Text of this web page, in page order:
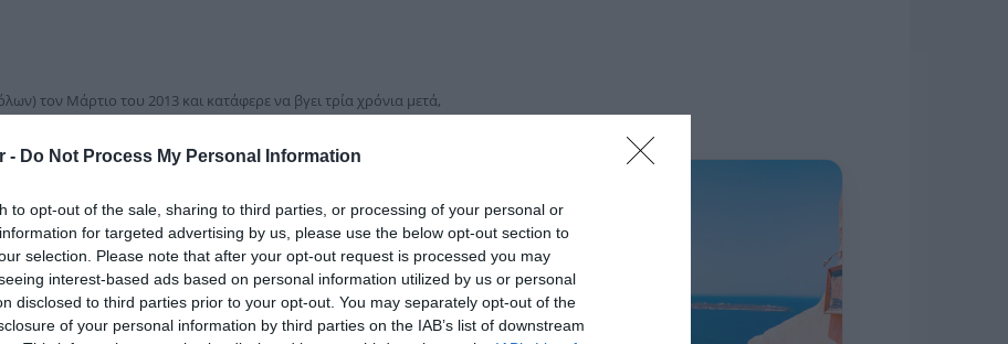
- Do Not Process My Personal Information
to opt-out of the sale, sharing to third parties, or processing of your personal or
for targeted advertising by us, please use the below opt-out section to
selection. Please note that after your opt-out request is processed you may
interest-based ads based on personal information utilized by us or personal
disclosed to third parties prior to your opt-out. You may separately opt-out of the
of your personal information by third parties on the IAB’s list of downstream
τον Μάρτιο του 2013 και κατάφερε να βγει τρία χρόνια μετά,
30% των πόρων που συνόδευαν το πρόγραμμα. Και σήμερα η
του 2010 και βγήκε τρία χρόνια μετά, στο τέλος του
αυστηρής λιτότητας που της επιβλήθηκαν το διάστημα 2011-
τα κοινωνικά επιδόματα, αυξήθηκαν οι έμμεσοι φόροι και οι
Στο τέλος, όμως, τα κατάφερε. Τον Μάιο του 2014 βγήκε από
συντηρητική κυβέρνηση παρέδωσε στους Σοσιαλιστές και την
Η χώρα παραμένει σε επιτήρηση και σέβεται τις